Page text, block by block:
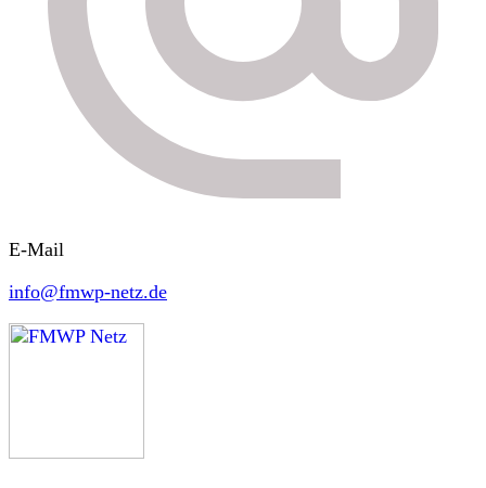
E-Mail
info@fmwp-netz.de